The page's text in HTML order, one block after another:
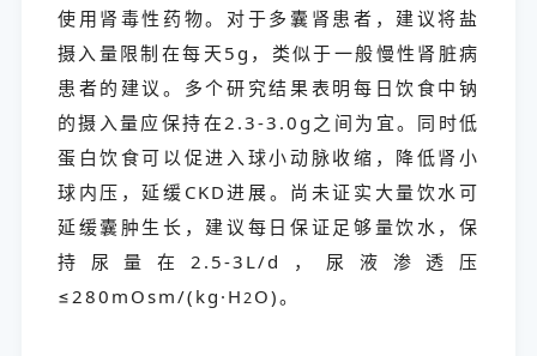
使用肾毒性药物。对于多囊肾患者，建议将盐
摄入量限制在每天5g，类似于一般慢性肾脏病
患者的建议。多个研究结果表明每日饮食中钠
的摄入量应保持在2.3-3.0g之间为宜。同时低
蛋白饮食可以促进入球小动脉收缩，降低肾小
球内压，延缓CKD进展。尚未证实大量饮水可
延缓囊肿生长，建议每日保证足够量饮水，保
持尿量在2.5-3L/d，尿液渗透压
≤280mOsm/(kg·H2O)。